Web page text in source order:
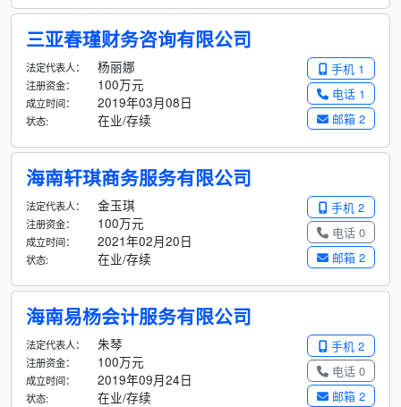
三亚春瑾财务咨询有限公司
手机 1
电话 1
邮箱 2
法定代表人： 杨丽娜
注册资金： 100万元
成立时间： 2019年03月08日
状态: 在业/存续
海南轩琪商务服务有限公司
手机 2
电话 0
邮箱 2
法定代表人： 金玉琪
注册资金： 100万元
成立时间： 2021年02月20日
状态: 在业/存续
海南易杨会计服务有限公司
手机 2
电话 0
邮箱 2
法定代表人： 朱琴
注册资金： 100万元
成立时间： 2019年09月24日
状态: 在业/存续